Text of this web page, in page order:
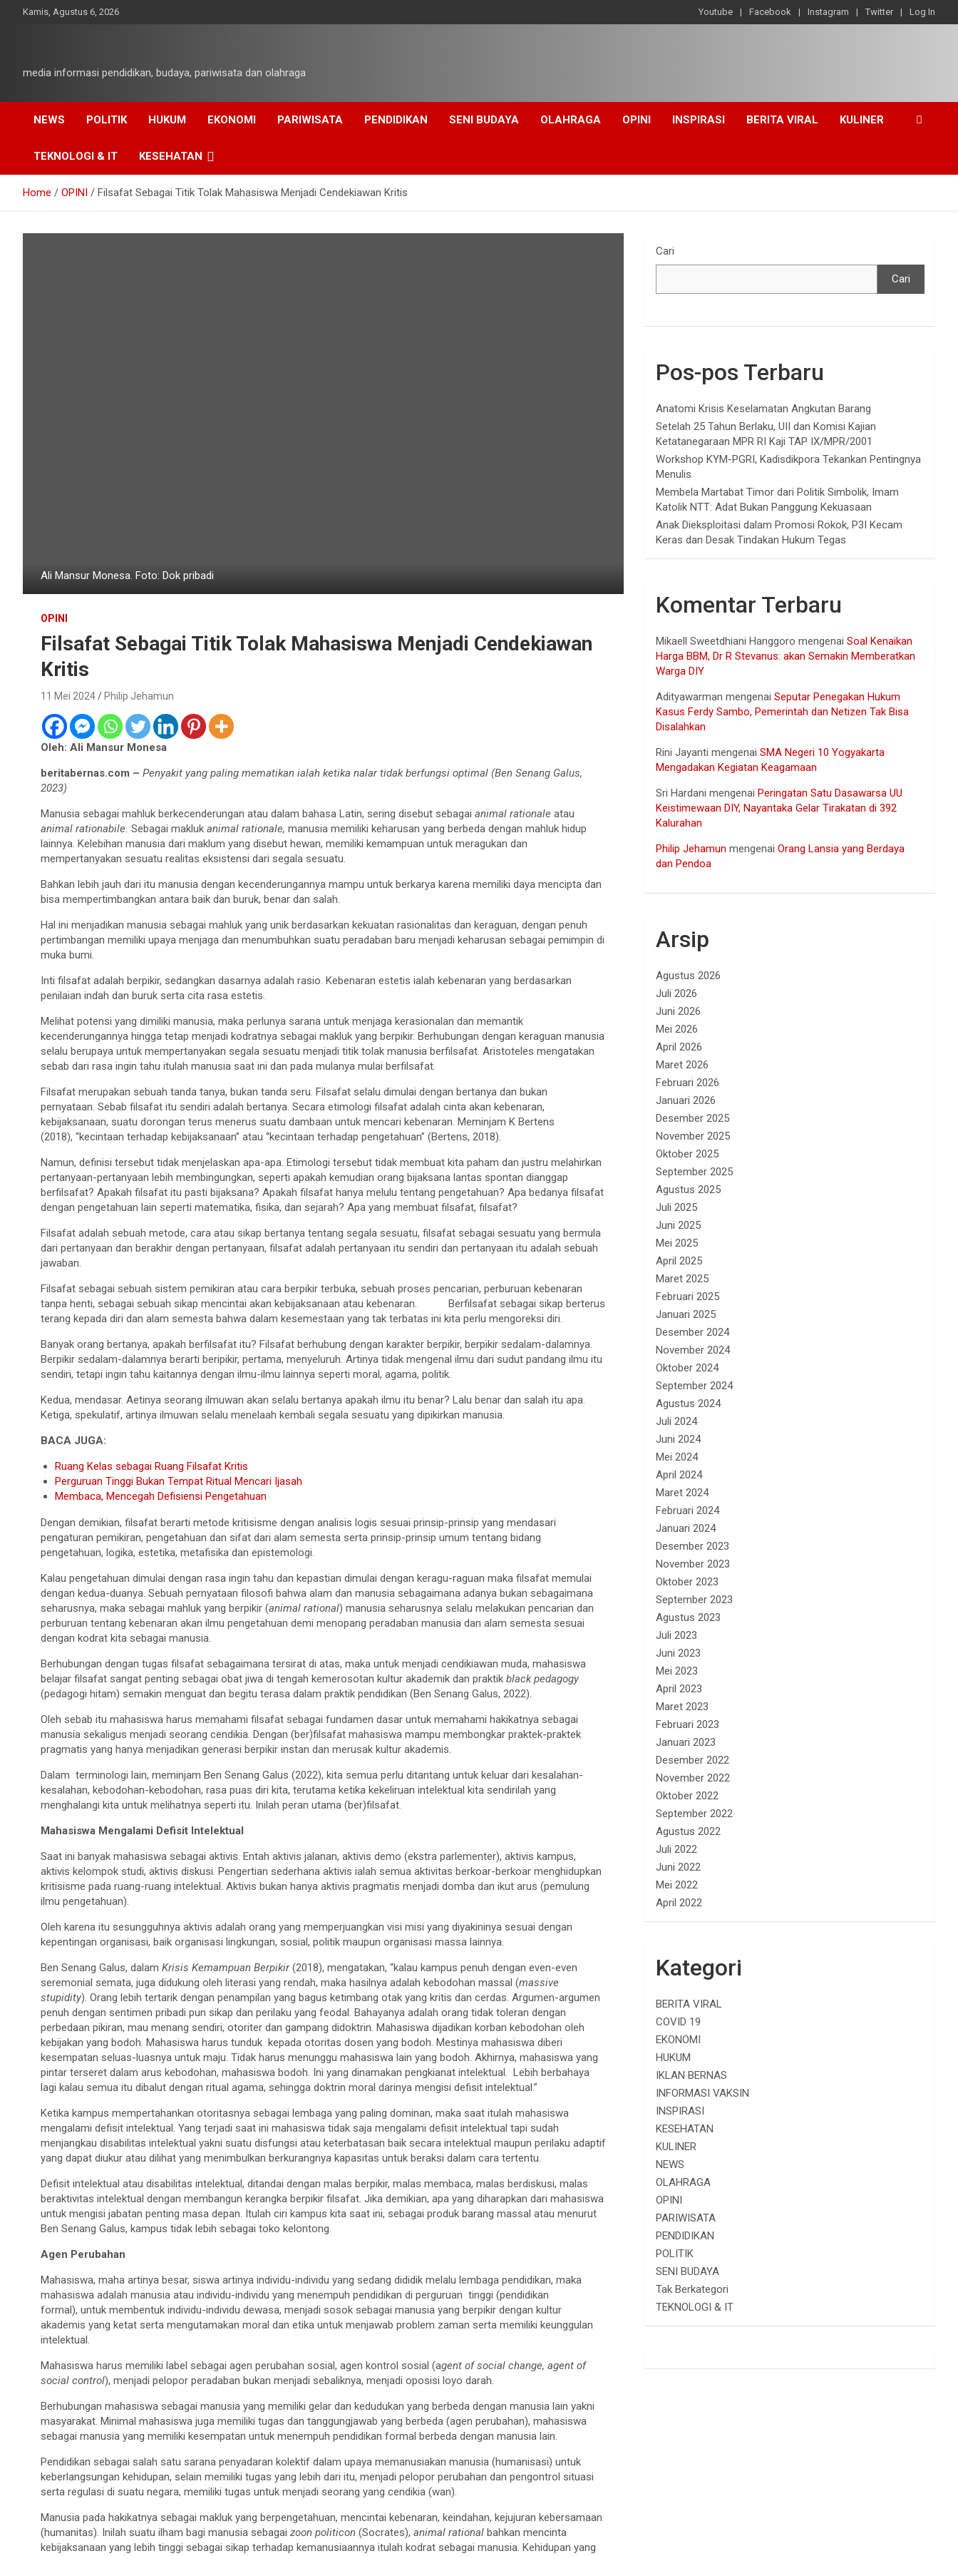
Kamis, Agustus 6, 2026 Youtube Facebook Instagram Twitter Log In
media informasi pendidikan, budaya, pariwisata dan olahraga
NEWS POLITIK HUKUM EKONOMI PARIWISATA PENDIDIKAN SENI BUDAYA OLAHRAGA OPINI INSPIRASI BERITA VIRAL KULINER
TEKNOLOGI & IT KESEHATAN
Home OPINI Filsafat Sebagai Titik Tolak Mahasiswa Menjadi Cendekiawan Kritis
Ali Mansur Monesa. Foto: Dok pribadi
OPINI
Filsafat Sebagai Titik Tolak Mahasiswa Menjadi Cendekiawan
Kritis
11 Mei 2024 Philip Jehamun
Oleh: Ali Mansur Monesa
beritabernas.com – Penyakit yang paling mematikan ialah ketika nalar tidak berfungsi optimal (Ben Senang Galus,
2023)
Manusia sebagai mahluk berkecenderungan atau dalam bahasa Latin, sering disebut sebagai animal rationale atau
animal rationabile. Sebagai makluk animal rationale, manusia memiliki keharusan yang berbeda dengan mahluk hidup
lainnya. Kelebihan manusia dari maklum yang disebut hewan, memiliki kemampuan untuk meragukan dan
mempertanyakan sesuatu realitas eksistensi dari segala sesuatu.
Bahkan lebih jauh dari itu manusia dengan kecenderungannya mampu untuk berkarya karena memiliki daya mencipta dan
bisa mempertimbangkan antara baik dan buruk, benar dan salah.
Hal ini menjadikan manusia sebagai mahluk yang unik berdasarkan kekuatan rasionalitas dan keraguan, dengan penuh
pertimbangan memiliki upaya menjaga dan menumbuhkan suatu peradaban baru menjadi keharusan sebagai pemimpin di
muka bumi.
Inti filsafat adalah berpikir, sedangkan dasarnya adalah rasio. Kebenaran estetis ialah kebenaran yang berdasarkan
penilaian indah dan buruk serta cita rasa estetis.
Melihat potensi yang dimiliki manusia, maka perlunya sarana untuk menjaga kerasionalan dan memantik
kecenderungannya hingga tetap menjadi kodratnya sebagai makluk yang berpikir. Berhubungan dengan keraguan manusia
selalu berupaya untuk mempertanyakan segala sesuatu menjadi titik tolak manusia berfilsafat. Aristoteles mengatakan
sebab dari rasa ingin tahu itulah manusia saat ini dan pada mulanya mulai berfilsafat.
Filsafat merupakan sebuah tanda tanya, bukan tanda seru. Filsafat selalu dimulai dengan bertanya dan bukan
pernyataan. Sebab filsafat itu sendiri adalah bertanya. Secara etimologi filsafat adalah cinta akan kebenaran,
kebijaksanaan, suatu dorongan terus menerus suatu dambaan untuk mencari kebenaran. Meminjam K Bertens
(2018), “kecintaan terhadap kebijaksanaan” atau “kecintaan terhadap pengetahuan” (Bertens, 2018).
Namun, definisi tersebut tidak menjelaskan apa-apa. Etimologi tersebut tidak membuat kita paham dan justru melahirkan
pertanyaan-pertanyaan lebih membingungkan, seperti apakah kemudian orang bijaksana lantas spontan dianggap
berfilsafat? Apakah filsafat itu pasti bijaksana? Apakah filsafat hanya melulu tentang pengetahuan? Apa bedanya filsafat
dengan pengetahuan lain seperti matematika, fisika, dan sejarah? Apa yang membuat filsafat, filsafat?
Filsafat adalah sebuah metode, cara atau sikap bertanya tentang segala sesuatu, filsafat sebagai sesuatu yang bermula
dari pertanyaan dan berakhir dengan pertanyaan, filsafat adalah pertanyaan itu sendiri dan pertanyaan itu adalah sebuah
jawaban.
Filsafat sebagai sebuah sistem pemikiran atau cara berpikir terbuka, sebuah proses pencarian, perburuan kebenaran
tanpa henti, sebagai sebuah sikap mencintai akan kebijaksanaan atau kebenaran. Berfilsafat sebagai sikap berterus
terang kepada diri dan alam semesta bahwa dalam kesemestaan yang tak terbatas ini kita perlu mengoreksi diri.
Banyak orang bertanya, apakah berfilsafat itu? Filsafat berhubung dengan karakter berpikir, berpikir sedalam-dalamnya.
Berpikir sedalam-dalamnya berarti beripikir, pertama, menyeluruh. Artinya tidak mengenal ilmu dari sudut pandang ilmu itu
sendiri, tetapi ingin tahu kaitannya dengan ilmu-ilmu lainnya seperti moral, agama, politik.
Kedua, mendasar. Aetinya seorang ilmuwan akan selalu bertanya apakah ilmu itu benar? Lalu benar dan salah itu apa.
Ketiga, spekulatif, artinya ilmuwan selalu menelaah kembali segala sesuatu yang dipikirkan manusia.
BACA JUGA:
Ruang Kelas sebagai Ruang Filsafat Kritis
Perguruan Tinggi Bukan Tempat Ritual Mencari Ijasah
Membaca, Mencegah Defisiensi Pengetahuan
Dengan demikian, filsafat berarti metode kritisisme dengan analisis logis sesuai prinsip-prinsip yang mendasari
pengaturan pemikiran, pengetahuan dan sifat dari alam semesta serta prinsip-prinsip umum tentang bidang
pengetahuan, logika, estetika, metafisika dan epistemologi.
Kalau pengetahuan dimulai dengan rasa ingin tahu dan kepastian dimulai dengan keragu-raguan maka filsafat memulai
dengan kedua-duanya. Sebuah pernyataan filosofi bahwa alam dan manusia sebagaimana adanya bukan sebagaimana
seharusnya, maka sebagai mahluk yang berpikir (animal rational) manusia seharusnya selalu melakukan pencarian dan
perburuan tentang kebenaran akan ilmu pengetahuan demi menopang peradaban manusia dan alam semesta sesuai
dengan kodrat kita sebagai manusia.
Berhubungan dengan tugas filsafat sebagaimana tersirat di atas, maka untuk menjadi cendikiawan muda, mahasiswa
belajar filsafat sangat penting sebagai obat jiwa di tengah kemerosotan kultur akademik dan praktik black pedagogy
(pedagogi hitam) semakin menguat dan begitu terasa dalam praktik pendidikan (Ben Senang Galus, 2022).
Oleh sebab itu mahasiswa harus memahami filsafat sebagai fundamen dasar untuk memahami hakikatnya sebagai
manusia sekaligus menjadi seorang cendikia. Dengan (ber)filsafat mahasiswa mampu membongkar praktek-praktek
pragmatis yang hanya menjadikan generasi berpikir instan dan merusak kultur akademis.
Dalam terminologi lain, meminjam Ben Senang Galus (2022), kita semua perlu ditantang untuk keluar dari kesalahan-
kesalahan, kebodohan-kebodohan, rasa puas diri kita, terutama ketika kekeliruan intelektual kita sendirilah yang
menghalangi kita untuk melihatnya seperti itu. Inilah peran utama (ber)filsafat.
Mahasiswa Mengalami Defisit Intelektual
Saat ini banyak mahasiswa sebagai aktivis. Entah aktivis jalanan, aktivis demo (ekstra parlementer), aktivis kampus,
aktivis kelompok studi, aktivis diskusi. Pengertian sederhana aktivis ialah semua aktivitas berkoar-berkoar menghidupkan
kritisisme pada ruang-ruang intelektual. Aktivis bukan hanya aktivis pragmatis menjadi domba dan ikut arus (pemulung
ilmu pengetahuan).
Oleh karena itu sesungguhnya aktivis adalah orang yang memperjuangkan visi misi yang diyakininya sesuai dengan
kepentingan organisasi, baik organisasi lingkungan, sosial, politik maupun organisasi massa lainnya.
Ben Senang Galus, dalam Krisis Kemampuan Berpikir(2018), mengatakan, “kalau kampus penuh dengan even-even
seremonial semata, juga didukung oleh literasi yang rendah, maka hasilnya adalah kebodohan massal (massive
stupidity). Orang lebih tertarik dengan penampilan yang bagus ketimbang otak yang kritis dan cerdas. Argumen-argumen
penuh dengan sentimen pribadi pun sikap dan perilaku yang feodal. Bahayanya adalah orang tidak toleran dengan
perbedaan pikiran, mau menang sendiri, otoriter dan gampang didoktrin. Mahasiswa dijadikan korban kebodohan oleh
kebijakan yang bodoh. Mahasiswa harus tunduk kepada otoritas dosen yang bodoh. Mestinya mahasiswa diberi
kesempatan seluas-luasnya untuk maju. Tidak harus menunggu mahasiswa lain yang bodoh. Akhirnya, mahasiswa yang
pintar terseret dalam arus kebodohan, mahasiswa bodoh. Ini yang dinamakan pengkianat intelektual. Lebih berbahaya
lagi kalau semua itu dibalut dengan ritual agama, sehingga doktrin moral darinya mengisi defisit intelektual.”
Ketika kampus mempertahankan otoritasnya sebagai lembaga yang paling dominan, maka saat itulah mahasiswa
mengalami defisit intelektual. Yang terjadi saat ini mahasiswa tidak saja mengalami defisit intelektual tapi sudah
menjangkau disabilitas intelektual yakni suatu disfungsi atau keterbatasan baik secara intelektual maupun perilaku adaptif
yang dapat diukur atau dilihat yang menimbulkan berkurangnya kapasitas untuk beraksi dalam cara tertentu.
Defisit intelektual atau disabilitas intelektual, ditandai dengan malas berpikir, malas membaca, malas berdiskusi, malas
beraktivitas intelektual dengan membangun kerangka berpikir filsafat. Jika demikian, apa yang diharapkan dari mahasiswa
untuk mengisi jabatan penting masa depan. Itulah ciri kampus kita saat ini, sebagai produk barang massal atau menurut
Ben Senang Galus, kampus tidak lebih sebagai toko kelontong.
Agen Perubahan
Mahasiswa, maha artinya besar, siswa artinya individu-individu yang sedang dididik melalu lembaga pendidikan, maka
mahasiswa adalah manusia atau individu-individu yang menempuh pendidikan di perguruan tinggi (pendidikan
formal), untuk membentuk individu-individu dewasa, menjadi sosok sebagai manusia yang berpikir dengan kultur
akademis yang ketat serta mengutamakan moral dan etika untuk menjawab problem zaman serta memiliki keunggulan
intelektual.
Mahasiswa harus memiliki label sebagai agen perubahan sosial, agen kontrol sosial (agent of social change, agent of
social control), menjadi pelopor peradaban bukan menjadi sebaliknya, menjadi oposisi loyo darah.
Berhubungan mahasiswa sebagai manusia yang memiliki gelar dan kedudukan yang berbeda dengan manusia lain yakni
masyarakat. Minimal mahasiswa juga memiliki tugas dan tanggungjawab yang berbeda (agen perubahan), mahasiswa
sebagai manusia yang memiliki kesempatan untuk menempuh pendidikan formal berbeda dengan manusia lain.
Pendidikan sebagai salah satu sarana penyadaran kolektif dalam upaya memanusiakan manusia (humanisasi) untuk
keberlangsungan kehidupan, selain memiliki tugas yang lebih dari itu, menjadi pelopor perubahan dan pengontrol situasi
serta regulasi di suatu negara, memiliki tugas untuk menjadi seorang yang cendikia (wan).
Manusia pada hakikatnya sebagai makluk yang berpengetahuan, mencintai kebenaran, keindahan, kejujuran kebersamaan
(humanitas). Inilah suatu ilham bagi manusia sebagai zoon politicon (Socrates), animal rational bahkan mencinta
kebijaksanaan yang lebih tinggi sebagai sikap terhadap kemanusiaannya itulah kodrat sebagai manusia. Kehidupan yang
Cari
Cari
Pos-pos Terbaru
Anatomi Krisis Keselamatan Angkutan Barang
Setelah 25 Tahun Berlaku, UII dan Komisi Kajian
Ketatanegaraan MPR RI Kaji TAP IX/MPR/2001
Workshop KYM-PGRI, Kadisdikpora Tekankan Pentingnya
Menulis
Membela Martabat Timor dari Politik Simbolik, Imam
Katolik NTT: Adat Bukan Panggung Kekuasaan
Anak Dieksploitasi dalam Promosi Rokok, P3I Kecam
Keras dan Desak Tindakan Hukum Tegas
Komentar Terbaru
Mikaell Sweetdhiani Hanggoro mengenaiSoal Kenaikan
Harga BBM, Dr R Stevanus: akan Semakin Memberatkan
Warga DIY
Adityawarman mengenaiSeputar Penegakan Hukum
Kasus Ferdy Sambo, Pemerintah dan Netizen Tak Bisa
Disalahkan
Rini Jayanti mengenaiSMA Negeri 10 Yogyakarta
Mengadakan Kegiatan Keagamaan
Sri Hardani mengenaiPeringatan Satu Dasawarsa UU
Keistimewaan DIY, Nayantaka Gelar Tirakatan di 392
Kalurahan
Philip Jehamun mengenaiOrang Lansia yang Berdaya
dan Pendoa
Arsip
Agustus 2026
Juli 2026
Juni 2026
Mei 2026
April 2026
Maret 2026
Februari 2026
Januari 2026
Desember 2025
November 2025
Oktober 2025
September 2025
Agustus 2025
Juli 2025
Juni 2025
Mei 2025
April 2025
Maret 2025
Februari 2025
Januari 2025
Desember 2024
November 2024
Oktober 2024
September 2024
Agustus 2024
Juli 2024
Juni 2024
Mei 2024
April 2024
Maret 2024
Februari 2024
Januari 2024
Desember 2023
November 2023
Oktober 2023
September 2023
Agustus 2023
Juli 2023
Juni 2023
Mei 2023
April 2023
Maret 2023
Februari 2023
Januari 2023
Desember 2022
November 2022
Oktober 2022
September 2022
Agustus 2022
Juli 2022
Juni 2022
Mei 2022
April 2022
Kategori
BERITA VIRAL
COVID 19
EKONOMI
HUKUM
IKLAN BERNAS
INFORMASI VAKSIN
INSPIRASI
KESEHATAN
KULINER
NEWS
OLAHRAGA
OPINI
PARIWISATA
PENDIDIKAN
POLITIK
SENI BUDAYA
Tak Berkategori
TEKNOLOGI & IT